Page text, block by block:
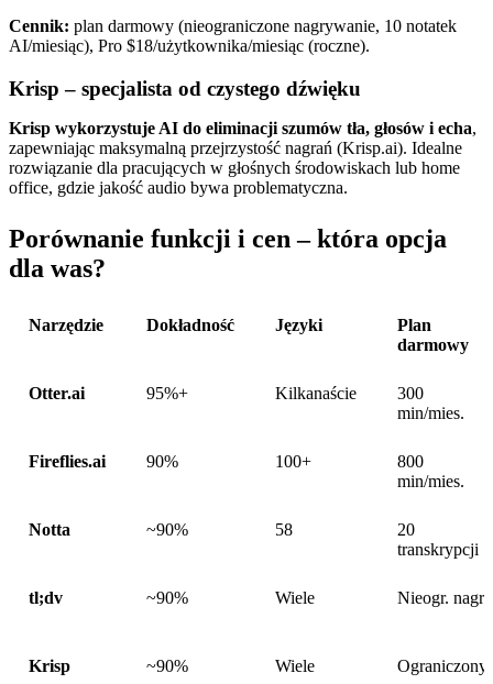
Cennik: plan darmowy (nieograniczone nagrywanie, 10 notatek
AI/miesiąc), Pro $18/użytkownika/miesiąc (roczne).
Krisp – specjalista od czystego dźwięku
Krisp wykorzystuje AI do eliminacji szumów tła, głosów i echa,
zapewniając maksymalną przejrzystość nagrań (Krisp.ai). Idealne
rozwiązanie dla pracujących w głośnych środowiskach lub home
office, gdzie jakość audio bywa problematyczna.
Porównanie funkcji i cen – która opcja
dla was?
Narzędzie Dokładność Języki
Plan
darmowy
Otter.ai 95%+ Kilkanaście
300
min/mies.
Fireflies.ai 90% 100+
800
min/mies.
Notta ~90% 58
20
transkrypcji
tl;dv ~90% Wiele Nieogr. nagr.
Krisp ~90% Wiele Ograniczony